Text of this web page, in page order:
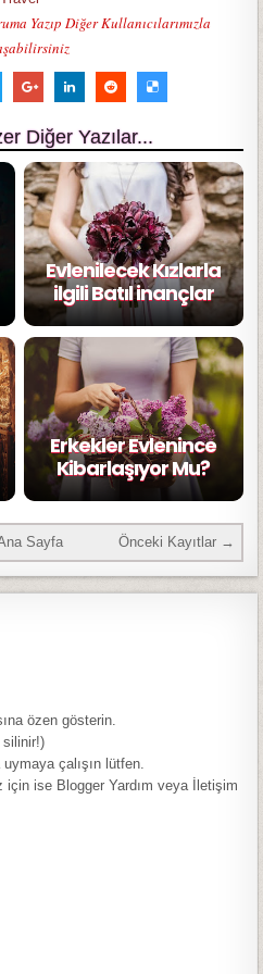
Yazıp Diğer Kullanıcılarımızla
Diğer Yazılar...
Evlenilecek Kızlarla
ilgili Batıl inançlar
Erkekler Evlenince
Kibarlaşıyor Mu?
Önceki Kayıtlar →
Sayfa
özen gösterin.
silinir!)
çalışın lütfen.
için ise Blogger Yardım veya İletişim